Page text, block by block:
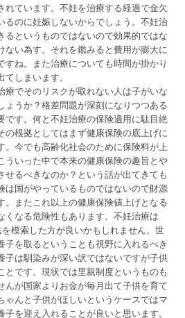
れています。不妊を治療する経過で金欠
るのに妊娠しないからでしょう。不妊治
るというものではないので効果的ではな
ない為す。それを鑑みると費用が膨大に
すね。また治療についても時間が掛かり
しまいます。
療でそのリスクが取れない人は子がいな
ょうか？格差問題が深刻になりつつある
です。何と不妊治療の保険適用に駄目絶
の根拠としてはまず健康保険の底上げに
。今でも高齢化社会のために保険料が上
ういった中で本来の健康保険の趣旨とや
せるべきなのか？という話が出てきても
は国がやっているものではないので財源
。またこれ以上の健康保険値上げとなる
くなる危険性もあります。不妊治療は
模索した方が良いかもしれません。世
を取るということも視野に入れるべき
子は馴染みが深い訳ではないですが子供
とです。現状では里親制度というものも
んが国家よりお金が毎月出て子供を育て
ゃんと子供がほしいというケースではマ
を迎え入れることが良いと思います。